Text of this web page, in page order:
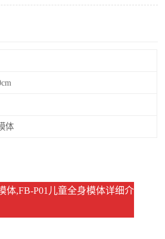
体
体,FB-P01儿童全身模体详细介